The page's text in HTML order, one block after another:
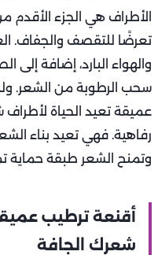
الأطراف هي الجزء الأقدم
تعرضًا للتقصف والجفاف.
والهواء البارد، إضافة إلى
سحب الرطوبة من الشعر.
عميقة تعيد الحياة
رفاهية. فهي تعيد بناء
وتمنح الشعر طبقة حماية
أقنعة ترطيب
شعرك الجافة